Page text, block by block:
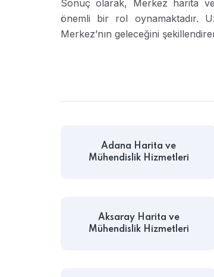
Sonuç olarak, Merkez harita
önemli bir rol oynamaktadır.
Merkez’nın geleceğini
Adana Harita ve
Mühendislik Hizmetleri
Aksaray Harita ve
Mühendislik Hizmetleri